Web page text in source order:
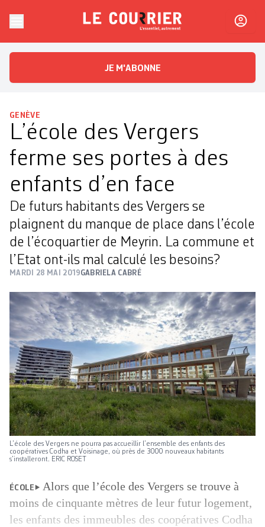
Le CourrierL'essentiel, autrement
JE M'ABONNE
GENÈVE
L’école des Vergers
ferme ses portes à des
enfants d’en face
De futurs habitants des Vergers se
plaignent du manque de place dans l’école
de l’écoquartier de Meyrin. La commune et
l’Etat ont-ils mal calculé les besoins?
MARDI 28 MAI 2019GABRIELA CABRÉ
L’école des Vergers ne pourra pas accueillir l’ensemble des enfants des
coopératives Codha et Voisinage, où près de 3000 nouveaux habitants
s’installeront. ERIC ROSET
ÉCOLE
Alors que l’école des Vergers se trouve à
moins de cinquante mètres de leur futur logement,
les enfants des immeubles des coopératives Codha